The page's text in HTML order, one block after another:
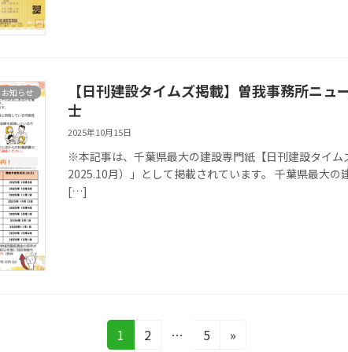
お知らせ
【日刊建設タイムズ掲載】曽我事務所ニ
士
2025年10月15日
※本記事は、千葉県最大の建設専門紙【日刊建設タイ
2025.10月）」として掲載されています。 千葉県最大
[…]
固
1
固
2 …
固
5 »